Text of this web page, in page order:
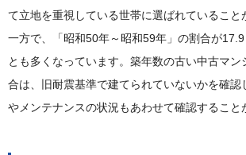
て立地を重視している世帯に選ばれていること
一方で、「昭和50年～昭和59年」の割合が
とも多くなっています。築年数の古い中古マン
合は、旧耐震基準で建てられていないかを確認
やメンテナンスの状況もあわせて確認すること